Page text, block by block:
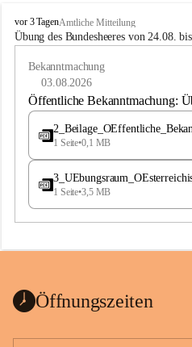
B
u
e
a
vor 3 TagenAmtliche Mitteilung
Übung des Bundesheeres von 24.08.
Bekanntmachung
03.08.2026
Öffentliche Bekanntmachung:
1 Seite•0,1 MB
1 Seite•3,5 MB
Öffnungszeiten